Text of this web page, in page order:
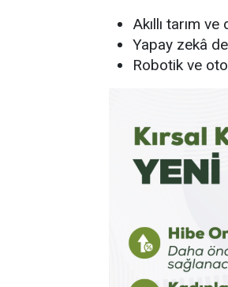
Akıllı tarım
Yapay zekâ
Robotik ve